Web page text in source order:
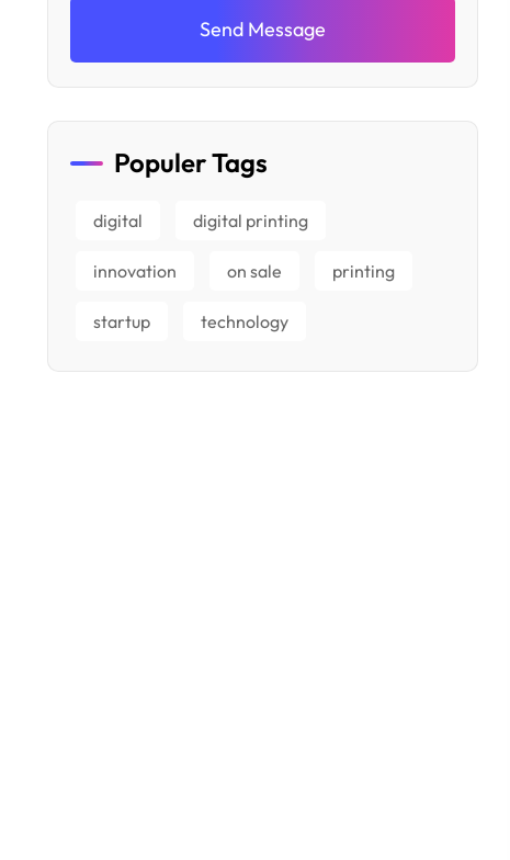
Send Message
Populer Tags
digital digital printing
innovation on sale printing
startup technology